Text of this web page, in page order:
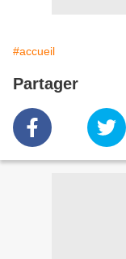
#accueil
Partager